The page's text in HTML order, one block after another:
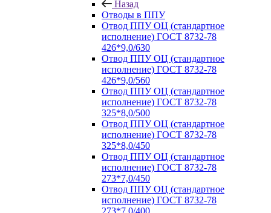
Назад
Отводы в ППУ
Отвод ППУ ОЦ (стандартное
исполнение) ГОСТ 8732-78
426*9,0/630
Отвод ППУ ОЦ (стандартное
исполнение) ГОСТ 8732-78
426*9,0/560
Отвод ППУ ОЦ (стандартное
исполнение) ГОСТ 8732-78
325*8,0/500
Отвод ППУ ОЦ (стандартное
исполнение) ГОСТ 8732-78
325*8,0/450
Отвод ППУ ОЦ (стандартное
исполнение) ГОСТ 8732-78
273*7,0/450
Отвод ППУ ОЦ (стандартное
исполнение) ГОСТ 8732-78
273*7,0/400